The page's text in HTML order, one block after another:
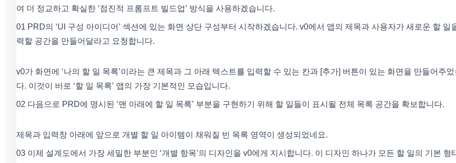
여 더 정교하고 확실한 ‘점진적 프롬프트 빌드업’ 방식을 사용하겠습니다.
01 PRD의 ‘UI 구성 아이디어’ 섹션에 있는 화면 상단 구성부터 시작하겠습니다. v0에서 앱의 제목과 사용자가 새로운 할 일
력할 공간을 만들어달라고 요청합니다.
v0가 화면에 ‘나의 할 일 목록’이라는 큰 제목과 그 아래 텍스트를 입력할 수 있는 칸과 [추가] 버튼이 있는 화면을 만들어주었
다. 이것이 바로 ‘할 일 목록’ 앱의 가장 기본적인 모습입니다.
02 다음으로 PRD에 명시된 ‘맨 아래에 할 일 목록’ 부분을 구현하기 위해 할 일들이 표시될 전체 목록 공간을 확보합니다.
제목과 입력창 아래에 앞으로 개별 할 일 아이템이 채워질 빈 목록 영역이 생성되었네요.
03 이제 설계도에서 가장 세밀한 부분인 ‘개별 항목’의 디자인을 v0에게 지시합니다. 이 디자인 하나가 모든 할 일의 기본 형